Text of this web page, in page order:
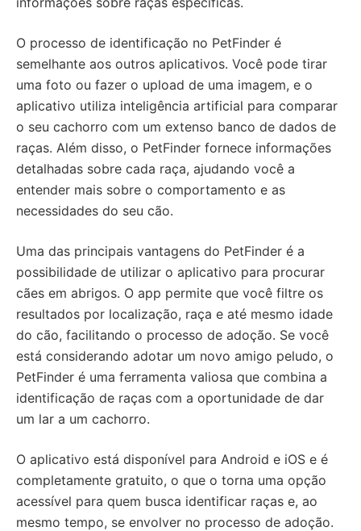
O processo de identificação no PetFinder é
semelhante aos outros aplicativos. Você pode tirar
uma foto ou fazer o upload de uma imagem, e o
aplicativo utiliza inteligência artificial para comparar
o seu cachorro com um extenso banco de dados de
raças. Além disso, o PetFinder fornece informações
detalhadas sobre cada raça, ajudando você a
entender mais sobre o comportamento e as
necessidades do seu cão.
Uma das principais vantagens do PetFinder é a
possibilidade de utilizar o aplicativo para procurar
cães em abrigos. O app permite que você filtre os
resultados por localização, raça e até mesmo idade
do cão, facilitando o processo de adoção. Se você
está considerando adotar um novo amigo peludo, o
PetFinder é uma ferramenta valiosa que combina a
identificação de raças com a oportunidade de dar
um lar a um cachorro.
O aplicativo está disponível para Android e iOS e é
completamente gratuito, o que o torna uma opção
acessível para quem busca identificar raças e, ao
mesmo tempo, se envolver no processo de adoção.